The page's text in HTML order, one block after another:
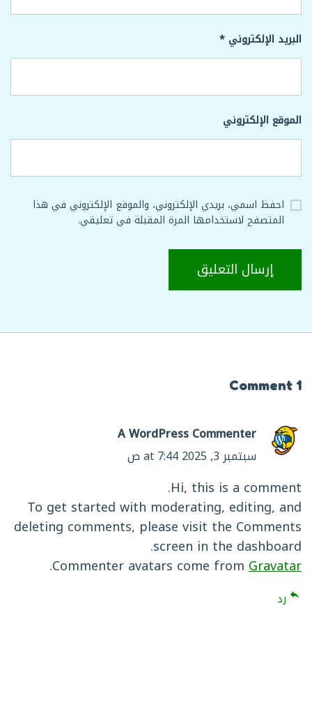
البريد الإلكتروني *
الموقع الإلكتروني
احفظ اسمي، بريدي الإلكتروني، والموقع الإلكتروني في هذا
المتصفح لاستخدامها المرة المقبلة في تعليقي.
1 Comment
A WordPress Commenter
سبتمبر 3, 2025 at 7:44 ص
Hi, this is a comment.
To get started with moderating, editing, and
deleting comments, please visit the Comments
screen in the dashboard.
Commenter avatars come from Gravatar
.
رد